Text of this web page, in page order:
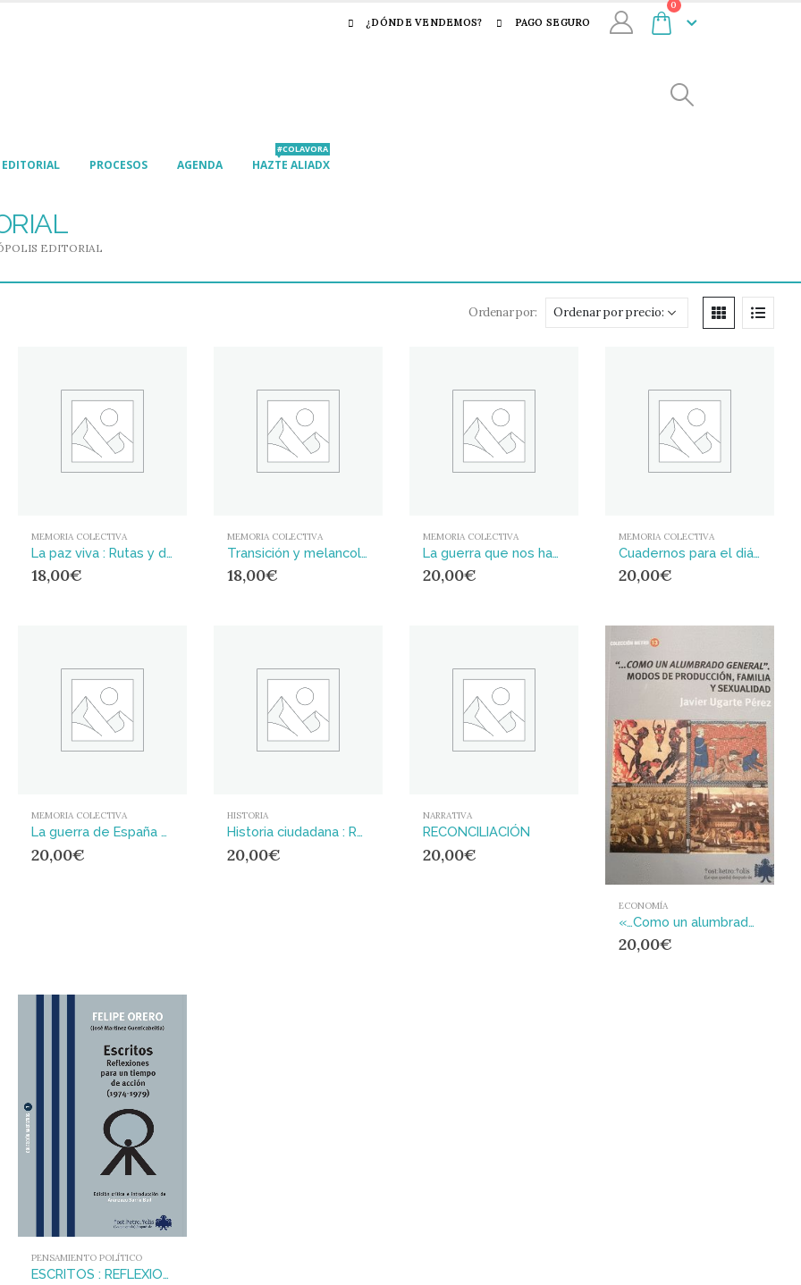
¿DÓNDE VENDEMOS? PAGO SEGURO
0
EDITORIAL PROCESOS AGENDA HAZTE ALIADX
#COLAVORA
EDITORIAL
Ordenar por:
MEMORIA COLECTIVA
La paz viva : Rutas y derroteros (1985-2022)
18,00€
MEMORIA COLECTIVA
Transición y melancolía : La experiencia del desencanto en el País Vasco (1976-1986)
18,00€
MEMORIA COLECTIVA
La guerra que nos han contado y la que no : Memoria e historia de 1936 para el siglo XXI
20,00€
MEMORIA COLECTIVA
Cuadernos para el diálogo y la morada colectiva : Memorias
20,00€
MEMORIA COLECTIVA
La guerra de España en nuestras raíces : Ancestros, subjetividad y el oficio de historiador
20,00€
HISTORIA
Historia ciudadana : Recontar lo común político que heredamos
20,00€
NARRATIVA
RECONCILIACIÓN
20,00€
ECONOMÍA
«…Como un alumbrado general» : Modos de producción, familia y sexualidad
20,00€
PENSAMIENTO POLÍTICO
ESCRITOS : REFLEXIONES PARA UN TIEMPO DE ACCIÓN (1974-1979)